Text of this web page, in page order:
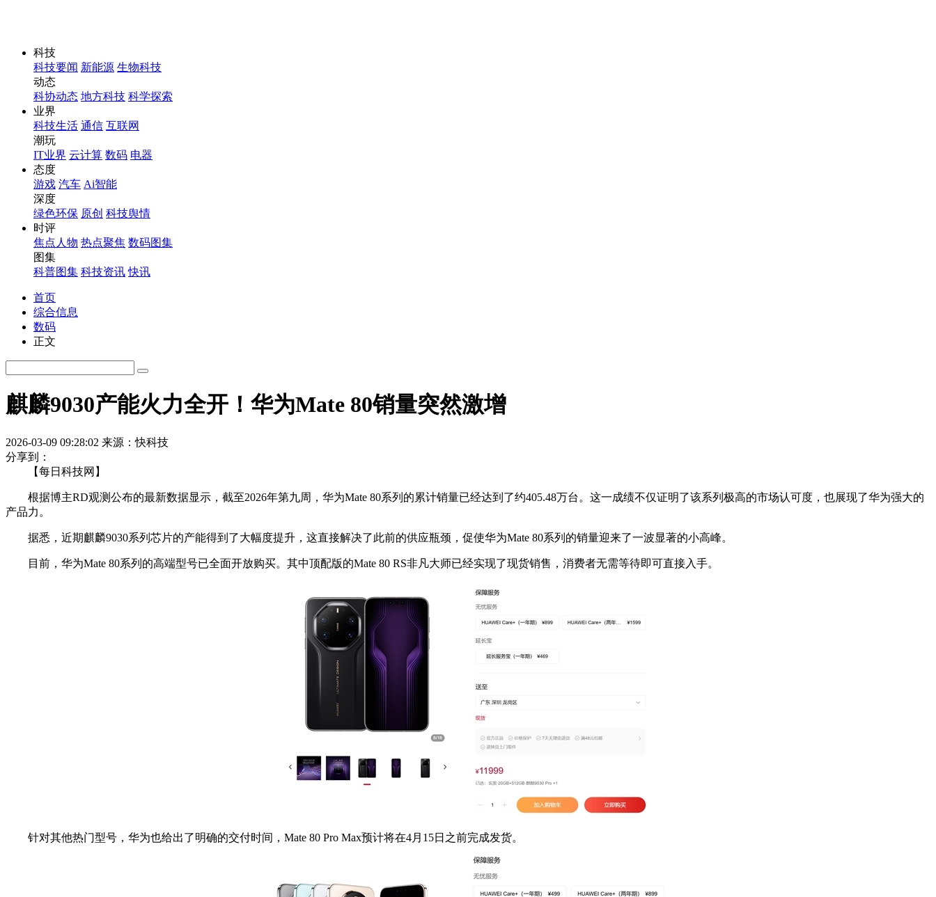
科技
科技要闻 新能源 生物科技
动态
科协动态 地方科技 科学探索
业界
科技生活 通信 互联网
潮玩
IT业界 云计算 数码 电器
态度
游戏 汽车 Ai智能
深度
绿色环保 原创 科技舆情
时评
焦点人物 热点聚焦 数码图集
图集
科普图集 科技资讯 快讯
首页
综合信息
数码
正文
麒麟9030产能火力全开！华为Mate 80销量突然激增
2026-03-09 09:28:02 来源：快科技
分享到：
【每日科技网】
根据博主RD观测公布的最新数据显示，截至2026年第九周，华为Mate 80系列的累计销量已经达到了约405.48万台。这一成绩不仅证明了该系列极高的市场认可度，也展现了华为强大的
产品力。
据悉，近期麒麟9030系列芯片的产能得到了大幅度提升，这直接解决了此前的供应瓶颈，促使华为Mate 80系列的销量迎来了一波显著的小高峰。
目前，华为Mate 80系列的高端型号已全面开放购买。其中顶配版的Mate 80 RS非凡大师已经实现了现货销售，消费者无需等待即可直接入手。
针对其他热门型号，华为也给出了明确的交付时间，Mate 80 Pro Max预计将在4月15日之前完成发货。